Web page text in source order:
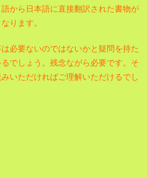
から日本語に直接翻訳された書物が
ります。
必要ないのではないかと疑問を持た
でしょう。残念ながら必要です。そ
いただければご理解いただけるでし